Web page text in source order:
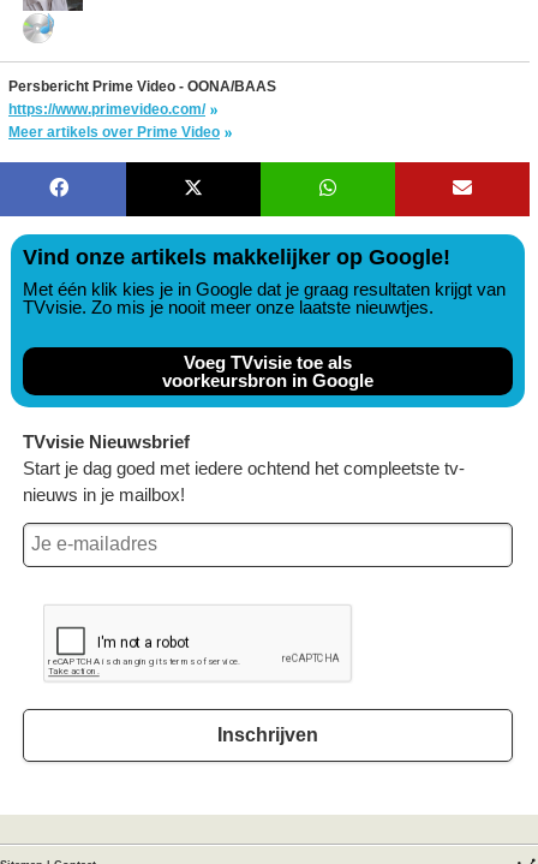
Persbericht Prime Video - OONA/BAAS
https://www.primevideo.com/
Meer artikels over Prime Video
Vind onze artikels makkelijker op Google!
Met één klik kies je in Google dat je graag resultaten krijgt van
TVvisie. Zo mis je nooit meer onze laatste nieuwtjes.
Voeg TVvisie toe als
voorkeursbron in Google
TVvisie Nieuwsbrief
Start je dag goed met iedere ochtend het compleetste tv-
nieuws in je mailbox!
Inschrijven